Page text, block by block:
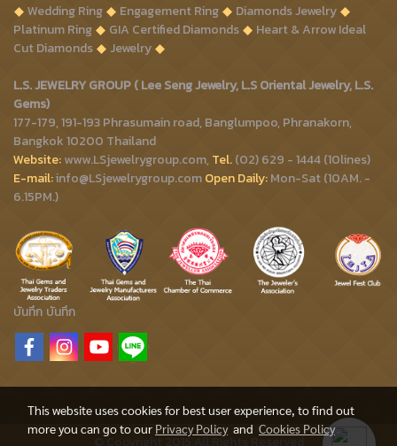
Wedding Ring
Engagement Ring
Diamonds Jewelry
Platinum Ring
GIA Certified Diamonds
Heart & Arrow Ideal
Cut Diamonds
Jewelry
L.S. JEWELRY GROUP ( Lee Seng Jewelry, L.S Oriental Jewelry, L.S.
Gems)
177-179, 191-193 Phrasumain road, Banglumpoo, Phranakorn,
Bangkok 10200 Thailand
Website:www.LSjewelrygroup.com, Tel.(02) 629 - 1444 (10lines)
E-mail:info@LSjewelrygroup.comOpen Daily:Mon-Sat (10AM. -
6.15PM.)
บันทึก บันทึก
© Copyright 2015 All Rights Reserved
This website uses cookies for best user experience, to find out
more you can go to our Privacy Policyand Cookies Policy